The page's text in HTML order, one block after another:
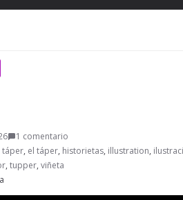
1 comentario
táper, el táper, historietas, illustration,
, tupper, viñeta